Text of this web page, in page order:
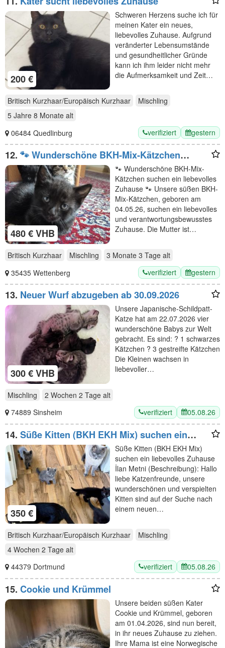
200 €
Schweren Herzens suche ich für
meinen Kater ein neues,
liebevolles Zuhause. Aufgrund
veränderter Lebensumstände
und gesundheitlicher Gründe
kann ich ihm leider nicht mehr
die Aufmerksamkeit und Zeit…
Britisch Kurzhaar/Europäisch Kurzhaar
Mischling
5 Jahre 8 Monate alt
06484 Quedlinburg
verifiziert gestern
12. 🐾 Wunderschöne BKH-Mix-Kätzchen
suchen ein liebevolles Zuhause 🐾
480 € VHB
🐾 Wunderschöne BKH-Mix-
Kätzchen suchen ein liebevolles
Zuhause 🐾 Unsere süßen BKH-
Mix-Kätzchen, geboren am
04.05.26, suchen ein liebevolles
und verantwortungsbewusstes
Zuhause. Die Mutter ist…
Britisch Kurzhaar Mischling 3 Monate 3 Tage alt
35435 Wettenberg
verifiziert gestern
13. Neuer Wurf abzugeben ab 30.09.2026
300 € VHB
Unsere Japanische-Schildpatt-
Katze hat am 22.07.2026 vier
wunderschöne Babys zur Welt
gebracht. Es sind: ? 1 schwarzes
Kätzchen ? 3 gestreifte Kätzchen
Die Kleinen wachsen in
liebevoller…
Mischling 2 Wochen 2 Tage alt
74889 Sinsheim
verifiziert 05.08.26
14. Süße Kitten (BKH EKH Mix) suchen ein
liebevolles Zuhause
350 €
Süße Kitten (BKH EKH Mix)
suchen ein liebevolles Zuhause
İlan Metni (Beschreibung): Hallo
liebe Katzenfreunde, unsere
wunderschönen und verspielten
Kitten sind auf der Suche nach
einem neuen…
Britisch Kurzhaar/Europäisch Kurzhaar
Mischling
4 Wochen 2 Tage alt
44379 Dortmund
verifiziert 05.08.26
15. Cookie und Krümmel
Unsere beiden süßen Kater
Cookie und Krümmel, geboren
am 01.04.2026, sind nun bereit,
in ihr neues Zuhause zu ziehen.
Ihre Mama ist eine Norwegische